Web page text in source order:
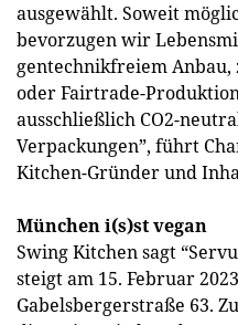
ausgewählt. Soweit
bevorzugen wir
gentechnikfreiem Anbau,
oder Fairtrade-
ausschließlich CO2-
Verpackungen”, führt
Kitchen-Gründer und
München i(s)st vegan
Swing Kitchen sagt
steigt am 15. Februar
Gabelsbergerstraße 63.